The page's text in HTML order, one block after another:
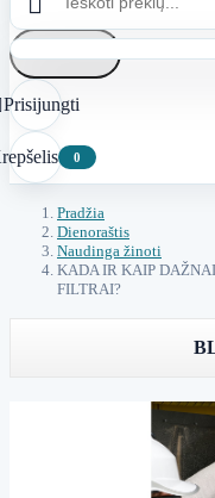
Prisijungti
0
Pradžia
Dienoraštis
Naudinga žinoti
KADA IR KAIP
FILTRAI?